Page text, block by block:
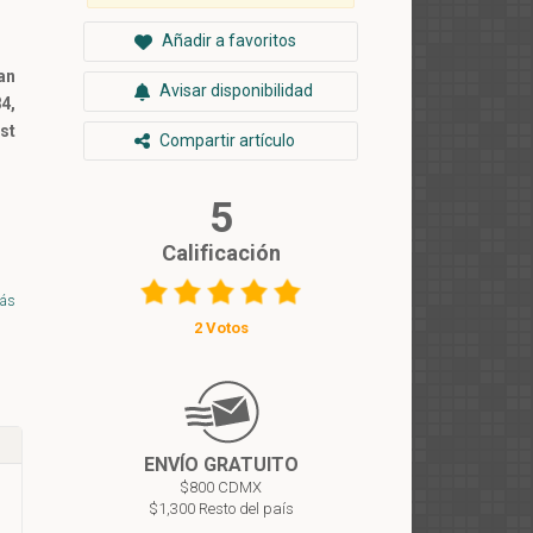
Añadir a favoritos
Avisar disponibilidad
Compartir artículo
5
Calificación
2 Votos
ENVÍO GRATUITO
$800 CDMX
$1,300 Resto del país